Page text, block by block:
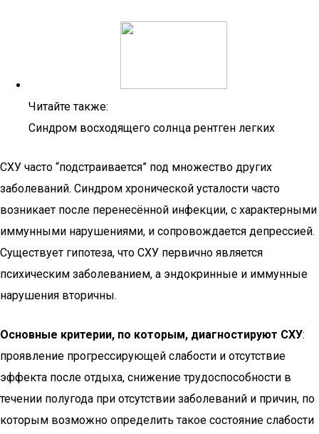
Читайте также:
Синдром восходящего солнца рентген легких
СХУ часто “подстраивается” под множество других
заболеваний. Синдром хронической усталости часто
возникает после перенесённой инфекции, с характерными
иммунными нарушениями, и сопровождается депрессией.
Существует гипотеза, что СХУ первично является
психическим заболеванием, а эндокринные и иммунные
нарушения вторичны.
Основные критерии, по которым, диагностируют СХУ:
проявление прогрессирующей слабости и отсутствие
эффекта после отдыха, снижение трудоспособности в
течении полугода при отсутствии заболеваний и причин, по
которым возможно определить такое состояние слабости